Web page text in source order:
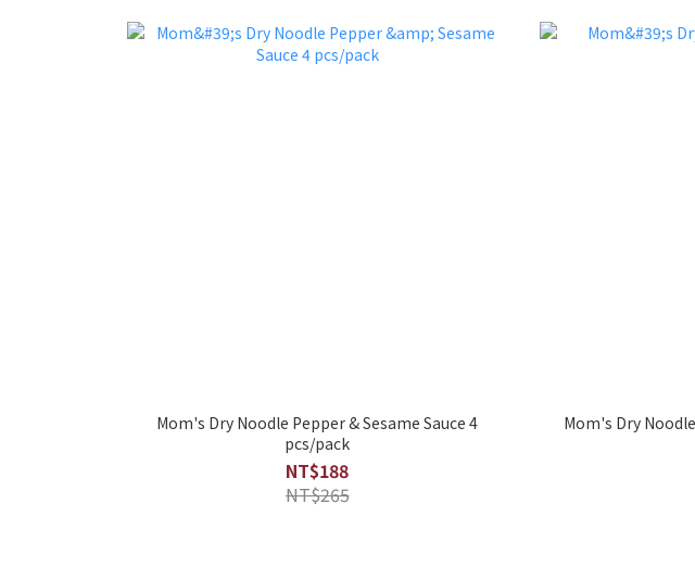
Mom's Dry Noodle Pepper & Sesame Sauce 4
pcs/pack
NT$188
NT$265
Mom's Dry